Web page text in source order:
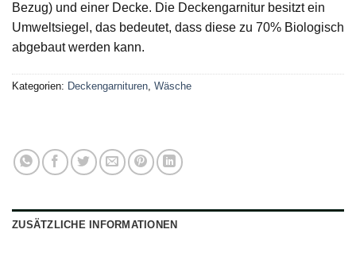
Bezug) und einer Decke. Die Deckengarnitur besitzt ein
Umweltsiegel, das bedeutet, dass diese zu 70% Biologisch
abgebaut werden kann.
Kategorien: Deckengarnituren, Wäsche
ZUSÄTZLICHE INFORMATIONEN